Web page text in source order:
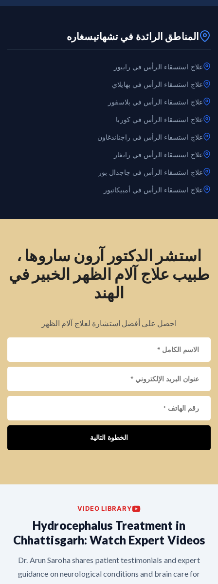
المناطق الرائدة في تشهاتيسغاره
علاج استسقاء الرأس في رايبور
علاج استسقاء الرأس في بهايلاي
علاج استسقاء الرأس في بلاسفور
علاج استسقاء الرأس في كوربا
علاج استسقاء الرأس في راجناندغاون
علاج استسقاء الرأس في رايغار
علاج استسقاء الرأس في جاجدال بور
علاج استسقاء الرأس في أمبيكاتبور
استشر الدكتور آرون ساروها ،
طبيب علاج آلام الظهر الخبير في
الهند
احصل على أفضل استشارة لعلاج آلام الظهر
الخطوة التالية
VIDEO LIBRARY
Hydrocephalus Treatment in
Chhattisgarh: Watch Expert Videos
Dr. Arun Saroha shares patient testimonials and expert
guidance on neurological conditions and brain care for